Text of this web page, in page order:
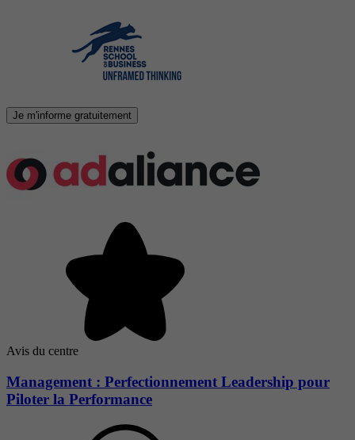
Je m'informe gratuitement
Avis du centre
Management : Perfectionnement Leadership pour
Piloter la Performance